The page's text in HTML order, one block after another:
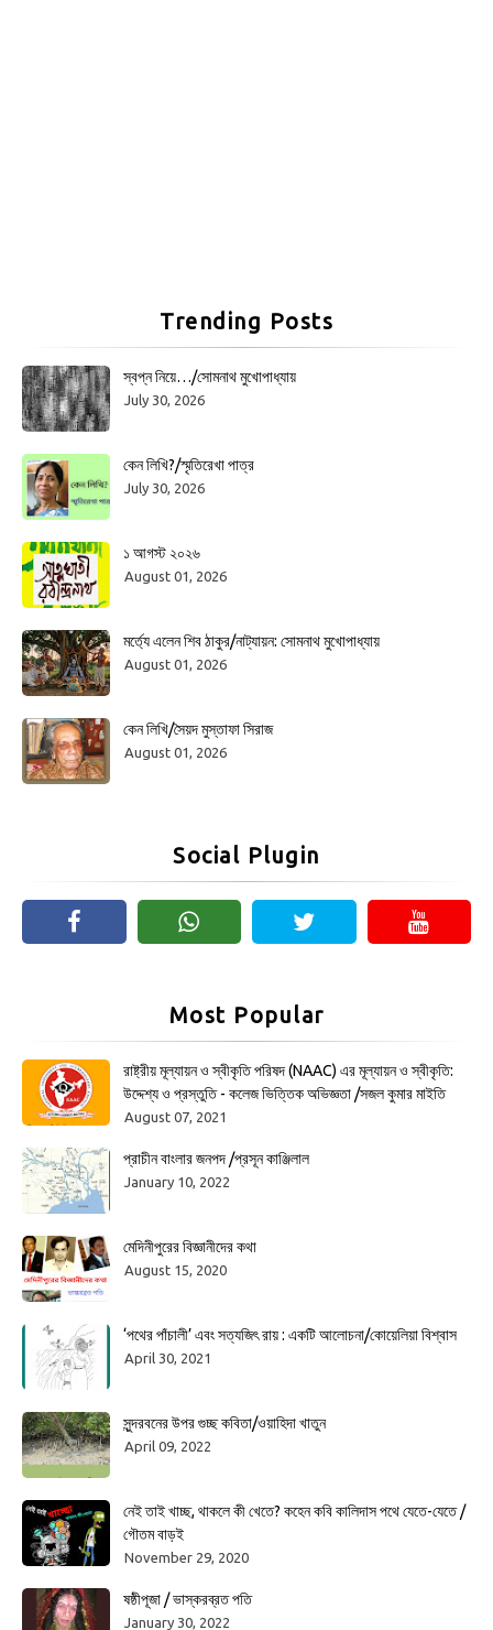
Trending Posts
স্বপ্ন নিয়ে…/সোমনাথ মুখোপাধ্যায়
July 30, 2026
কেন লিখি?/স্মৃতিরেখা পাত্র
July 30, 2026
১ আগস্ট ২০২৬
August 01, 2026
মর্ত্যে এলেন শিব ঠাকুর/নাট্যায়ন: সোমনাথ মুখোপাধ্যায়
August 01, 2026
কেন লিখি/সৈয়দ মুস্তাফা সিরাজ
August 01, 2026
Social Plugin
Most Popular
রাষ্ট্রীয় মূল্যায়ন ও স্বীকৃতি পরিষদ (NAAC) এর মূল্যায়ন ও স্বীকৃতি:
উদ্দেশ্য ও প্রস্তুতি - কলেজ ভিত্তিক অভিজ্ঞতা /সজল কুমার মাইতি
August 07, 2021
প্রাচীন বাংলার জনপদ /প্রসূন কাঞ্জিলাল
January 10, 2022
মেদিনীপুরের বিজ্ঞানীদের কথা
August 15, 2020
‘পথের পাঁচালী’ এবং সত্যজিৎ রায় : একটি আলোচনা/কোয়েলিয়া বিশ্বাস
April 30, 2021
সুন্দরবনের উপর গুচ্ছ কবিতা/ওয়াহিদা খাতুন
April 09, 2022
নেই তাই খাচ্ছ, থাকলে কী খেতে? কহেন কবি কালিদাস পথে যেতে-যেতে /
গৌতম বাড়ই
November 29, 2020
ষষ্ঠীপূজা / ভাস্করব্রত পতি
January 30, 2022